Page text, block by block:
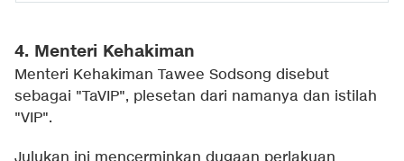
4. Menteri Kehakiman
Menteri Kehakiman Tawee Sodsong disebut
sebagai "TaVIP", plesetan dari namanya dan istilah
"VIP".